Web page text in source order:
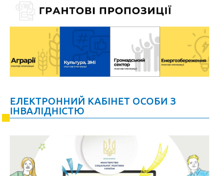
ЕЛЕКТРОННИЙ КАБІНЕТ ОСОБИ З
ІНВАЛІДНІСТЮ